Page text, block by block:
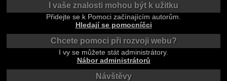
I vaše znalosti mohou být k užitku
Přidejte se k Pomoci začínajícím autorům.
Hledají se pomocníčci
Chcete pomoci při rozvoji webu?
I vy se můžete stát administrátory.
Nábor administrátorů
Návštěvy